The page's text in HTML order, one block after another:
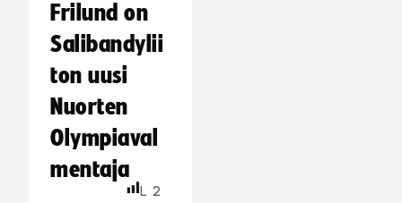
Frilund on
Salibandylii
ton uusi
Nuorten
Olympiaval
mentaja
L 2